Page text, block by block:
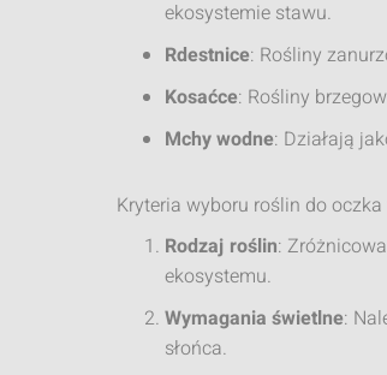
ekosystemie stawu.
Rdestnice: Rośliny
Kosaćce: Rośliny
Mchy wodne: Działają
Kryteria wyboru roślin do
Rodzaj roślin:
ekosystemu.
Wymagania świetlne:
słońca.